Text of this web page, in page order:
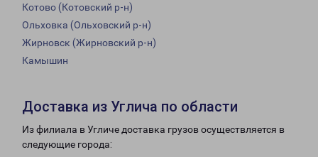
Котово (Котовский р-н)
Ольховка (Ольховский р-н)
Жирновск (Жирновский р-н)
Камышин
Доставка из Углича по области
Из филиала в Угличе доставка грузов осуществляется в
следующие города: